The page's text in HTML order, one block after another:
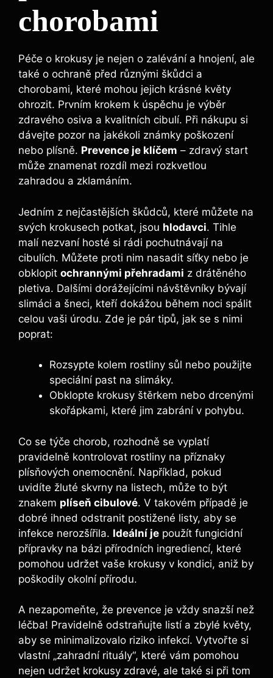
chorobami
Péče o krokusy je nejen o zalévání a hnojení, ale
také o ochraně před různými škůdci a
chorobami, které mohou jejich krásné květy
ohrozit. Prvním krokem k úspěchu je výběr
zdravého osiva a kvalitních cibulí. Při nákupu si
dávejte pozor na jakékoli známky poškození
nebo plísně. Prevence je klíčem – zdravý start
může znamenat rozdíl mezi rozkvetlou
zahradou a zklamáním.
Jedním z nejčastějších škůdců, které můžete na
svých krokusech potkat, jsou hlodavci. Tihle
malí nezvaní hosté si rádi pochutnávají na
cibulích. Můžete proti nim nasadit síťky nebo je
obklopit ochrannými přehradami z drátěného
pletiva. Dalšími dorážejícími návštěvníky bývají
slimáci a šneci, kteří dokážou během noci spálit
celou vaši úrodu. Zde je pár tipů, jak se s nimi
poprat:
Rozsypte kolem rostliny sůl nebo použijte
speciální past na slimáky.
Obklopte krokusy štěrkem nebo drcenými
skořápkami, které jim zabrání v pohybu.
Co se týče chorob, rozhodně se vyplatí
pravidelně kontrolovat rostliny na příznaky
plísňových onemocnění. Například, pokud
uvidíte žluté skvrny na listech, může to být
znakem plíseň cibulové. V takovém případě je
dobré ihned odstranit postižené listy, aby se
infekce nerozšířila. Ideální je použít fungicidní
přípravky na bázi přírodních ingrediencí, které
pomohou udržet vaše krokusy v kondici, aniž by
poškodily okolní přírodu.
A nezapomeňte, že prevence je vždy snazší než
léčba! Pravidelně odstraňujte listí a zbylé květy,
aby se minimalizovalo riziko infekcí. Vytvořte si
vlastní „zahradní rituály“, které vám pomohou
nejen udržet krokusy zdravé, ale také si při tom